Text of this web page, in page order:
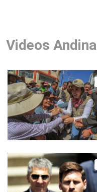
Videos Andina